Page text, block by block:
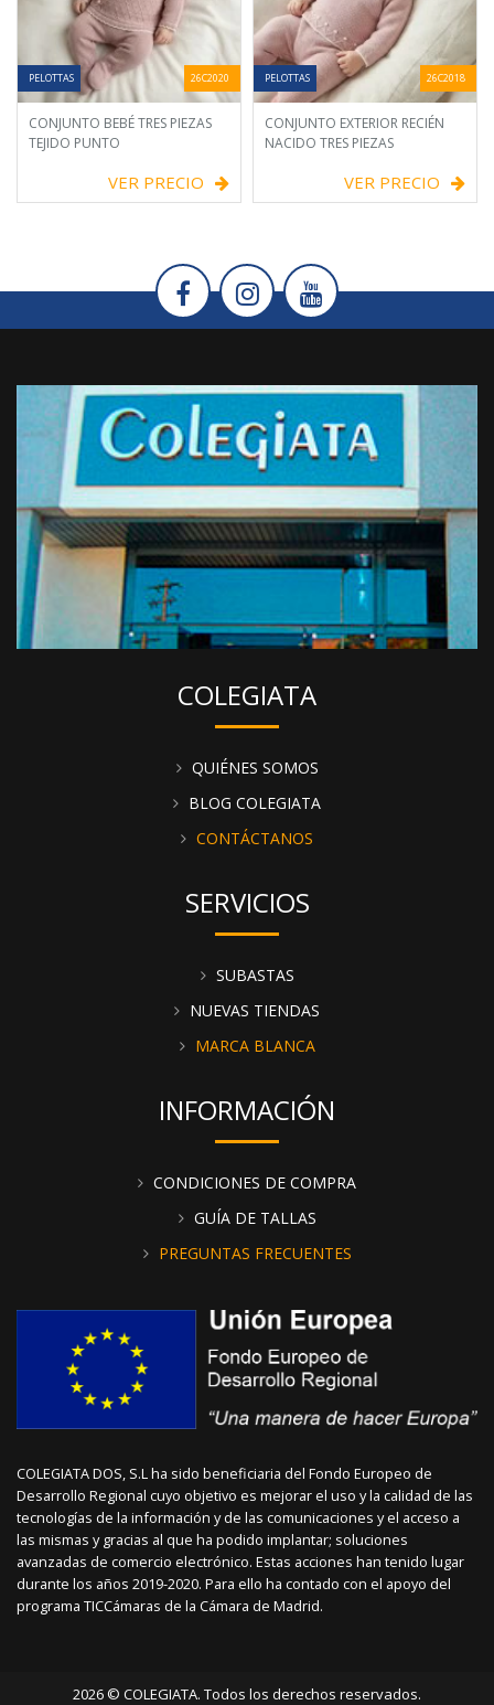
PELOTTAS 26C2020
CONJUNTO BEBÉ TRES PIEZAS
TEJIDO PUNTO
VER PRECIO
PELOTTAS 26C2018
CONJUNTO EXTERIOR RECIÉN
NACIDO TRES PIEZAS
VER PRECIO
COLEGIATA
QUIÉNES SOMOS
BLOG COLEGIATA
CONTÁCTANOS
SERVICIOS
SUBASTAS
NUEVAS TIENDAS
MARCA BLANCA
INFORMACIÓN
CONDICIONES DE COMPRA
GUÍA DE TALLAS
PREGUNTAS FRECUENTES
COLEGIATA DOS, S.L ha sido beneficiaria del Fondo Europeo de
Desarrollo Regional cuyo objetivo es mejorar el uso y la calidad de las
tecnologías de la información y de las comunicaciones y el acceso a
las mismas y gracias al que ha podido implantar; soluciones
avanzadas de comercio electrónico. Estas acciones han tenido lugar
durante los años 2019-2020. Para ello ha contado con el apoyo del
programa TICCámaras de la Cámara de Madrid.
2026 © COLEGIATA. Todos los derechos reservados.